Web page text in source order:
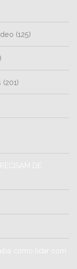
(125)
(201)
DE
como lidar com